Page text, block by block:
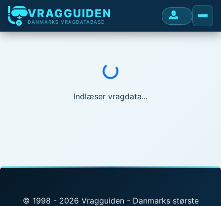
VRAGGUIDEN
DANMARKS VRAGDATABASE
Indlæser...
Indlæser vragdata...
© 1998 - 2026 Vragguiden - Danmarks største